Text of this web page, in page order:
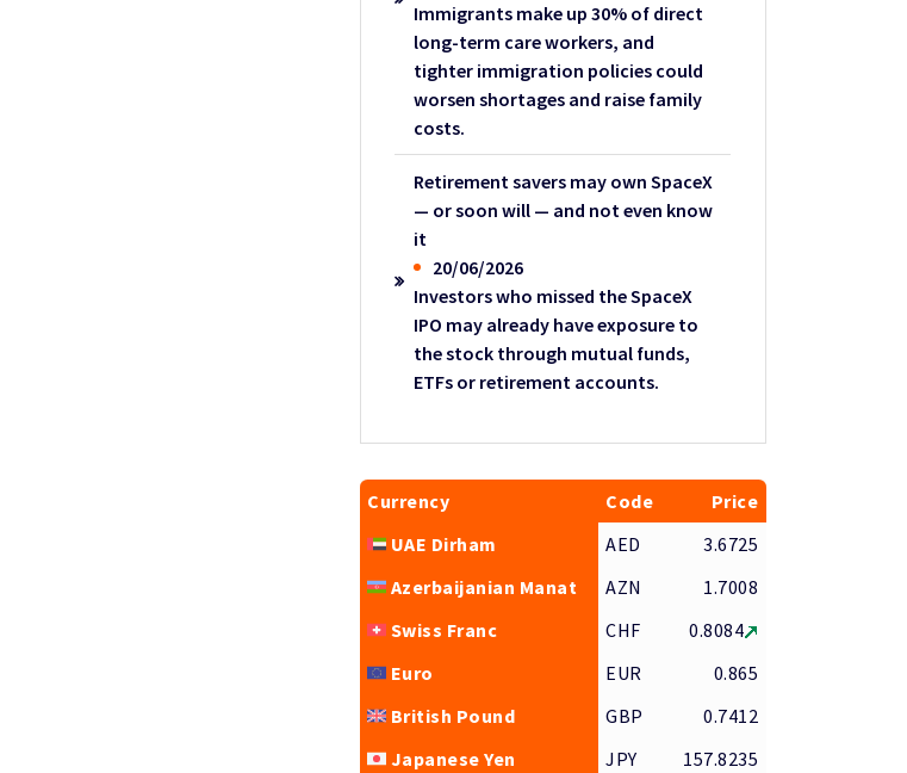
Immigrants make up 30% of direct
long-term care workers, and
tighter immigration policies could
worsen shortages and raise family
costs.
Retirement savers may own SpaceX
— or soon will — and not even know
it
20/06/2026
Investors who missed the SpaceX
IPO may already have exposure to
the stock through mutual funds,
ETFs or retirement accounts.
Currency Code
Price
UAE Dirham
AED
3.6725
Azerbaijanian Manat
AZN
1.7008
Swiss Franc
CHF
0.8084
Euro
EUR
0.865
British Pound
GBP
0.7412
Japanese Yen
JPY 157.8235